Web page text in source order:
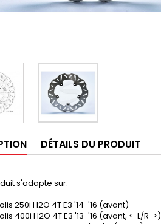
DÉTAILS DU PRODUIT
s'adapte sur:
250i H2O 4T E3 '14-'16 (avant)
400i H2O 4T E3 '13-'16 (avant, <-L/R->)